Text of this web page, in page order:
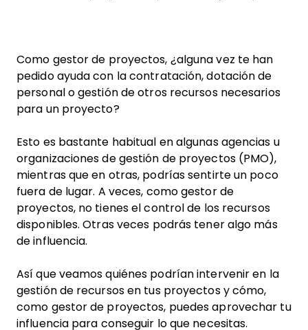
Como gestor de proyectos, ¿alguna vez te han
pedido ayuda con la contratación, dotación de
personal o gestión de otros recursos necesarios
para un proyecto?
Esto es bastante habitual en algunas agencias u
organizaciones de gestión de proyectos (PMO),
mientras que en otras, podrías sentirte un poco
fuera de lugar. A veces, como gestor de
proyectos, no tienes el control de los recursos
disponibles. Otras veces podrás tener algo más
de influencia.
Así que veamos quiénes podrían intervenir en la
gestión de recursos en tus proyectos y cómo,
como gestor de proyectos, puedes aprovechar tu
influencia para conseguir lo que necesitas.